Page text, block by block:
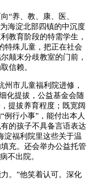
养、教、康、医、
海淀北部四镇的中沉度
教育阶段的特需学生，
特殊儿童，把正在社会
颠末分歧教室的门前，
信赖。
市儿童福利院进修，
化提拔，公益基金会随
提拔养育程度；既宽阔
例行小事”，能付出本人
的孩子不具备言语表达
淀福利院里这些关于温
充。还会举办公益托管
不出院。
。”他笑着认可。深化